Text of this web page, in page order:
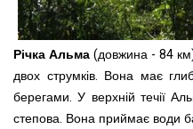
Річка Альма(довжина - 84 км)
двох струмків. Вона має
берегами. У верхній течії
степова. Вона приймає води